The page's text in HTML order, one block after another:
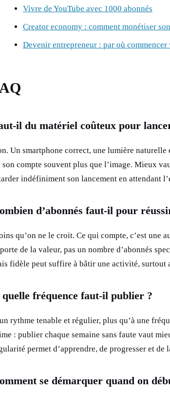
Vivre de YouTube avec 1000 abonnés
Creator economy : comment monétiser
Devenir entrepreneur : par où commencer
il du matériel coûteux pour
Un smartphone correct, une lumière
son compte souvent plus que l’image. Mieux
indéfiniment son lancement en attendant
d’abonnés faut-il pour
qu’on ne le croit. Ce qui compte, c’est une
de la valeur, pas un nombre d’abonnés
fidèle peut suffire à bâtir une activité, surtout
fréquence faut-il publier ?
rythme tenable et régulier, plus qu’à une
: publier chaque semaine sans faute vaut
permet d’apprendre, de progresser et de
se démarquer quand on